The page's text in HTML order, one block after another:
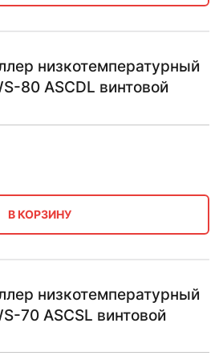
низкотемпературный
80 ASCDL винтовой
В КОРЗИНУ
низкотемпературный
70 ASCSL винтовой